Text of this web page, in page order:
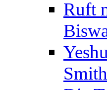
Ruft